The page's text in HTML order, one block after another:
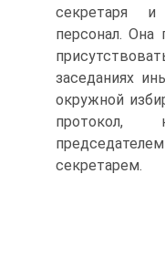
секретаря и
персонал.
заседаниях
окружной
протокол,
секретарем.